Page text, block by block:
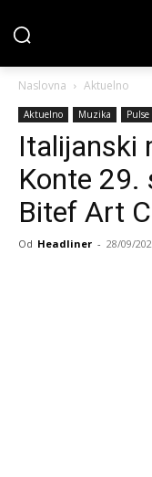
Naslovna Aktuelno
Aktuelno Muzika Pulse
Italijanski
Konte 29.
Bitef Art
Od Headliner - 28/09/